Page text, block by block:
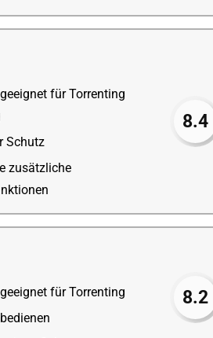
für Torrenting
Schutz
zusätzliche
8.4
für Torrenting
8.2